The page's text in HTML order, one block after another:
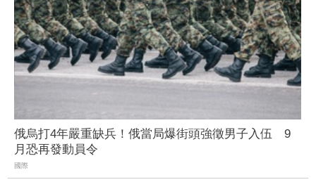
俄烏打4年嚴重缺兵！俄當局爆街頭強徵男子入伍 9
月恐再發動員令
國際